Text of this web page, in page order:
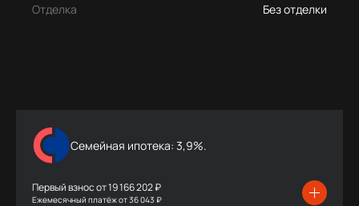
Отделка
Без отделки
Семейная ипотека: 3,9%.
Первый взнос от19 166 202 ₽
Ежемесячный платёжот36 043 ₽